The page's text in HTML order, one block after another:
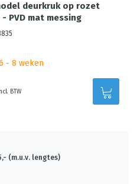
deurkruk op rozet
- PVD mat messing
- 8 weken
BTW
(m.u.v. lengtes)